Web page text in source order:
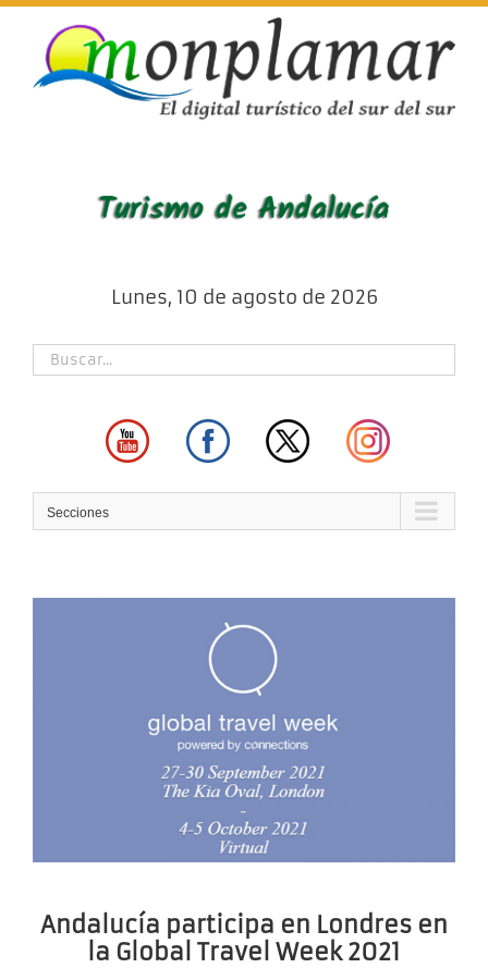
Skip
content
Lunes, 10 de agosto de 2026
Secciones
Andalucía participa en Londres en
la Global Travel Week 2021